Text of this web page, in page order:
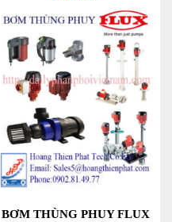
BƠM THÙNG PHUY FLUX